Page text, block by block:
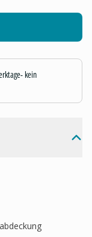
kein